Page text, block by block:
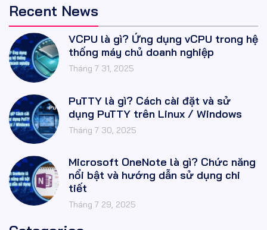
Recent News
VCPU là gì? Ứng dụng vCPU trong hệ
thống máy chủ doanh nghiệp
Tháng 7 31, 2025
PuTTY là gì? Cách cài đặt và sử
dụng PuTTY trên Linux / Windows
Tháng 7 30, 2025
Microsoft OneNote là gì? Chức năng
nổi bật và hướng dẫn sử dụng chi
tiết
Tháng 7 29, 2025